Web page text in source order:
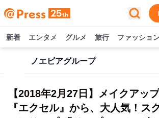
新着 エンタメ グルメ 旅行 ファッショ
ノエビアグループ
【2018年2月27日】メイクアッ
『エクセル』から、大人気！ス